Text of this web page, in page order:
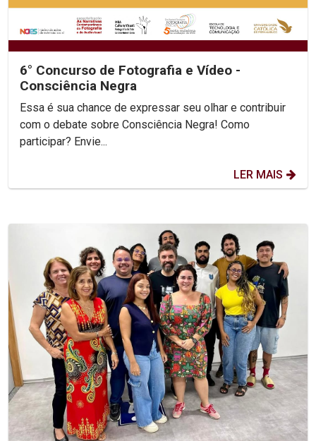
6° Concurso de Fotografia e Vídeo -
Consciência Negra
Essa é sua chance de expressar seu olhar e contribuir
com o debate sobre Consciência Negra! Como
participar? Envie...
LER MAIS